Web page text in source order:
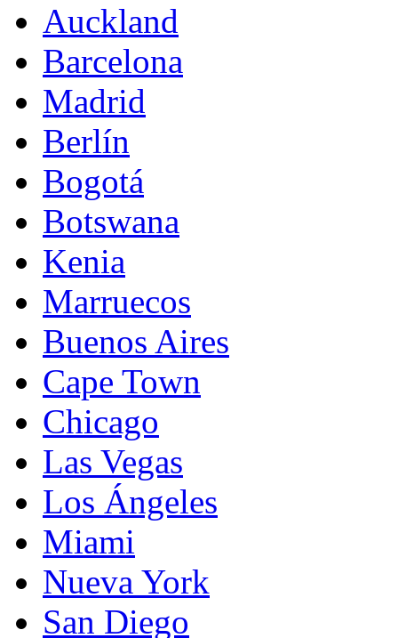
Auckland
Barcelona
Madrid
Berlín
Bogotá
Botswana
Kenia
Marruecos
Buenos Aires
Cape Town
Chicago
Las Vegas
Los Ángeles
Miami
Nueva York
San Diego